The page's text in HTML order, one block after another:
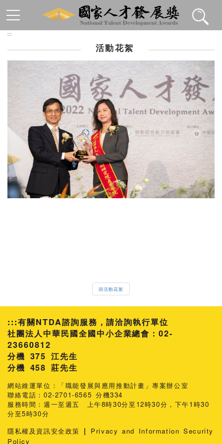
:::
活動花絮
回活動花絮
:::有關NTDA諮詢服務，請洽詢執行單位
社團法人中華民國全國中小企業總會：02-
23660812
分機 375 江先生
458 莊先生
網站維運單位：「職能發展與應用推動計畫」專案辦公室
聯絡電話：02-2701-6565 分機334
服務時間：週一至週五 上午8時30分至12時30分，下午1時30
分至5時30分
隱私權及資訊安全政策 |
Privacy and Information Security
Policy